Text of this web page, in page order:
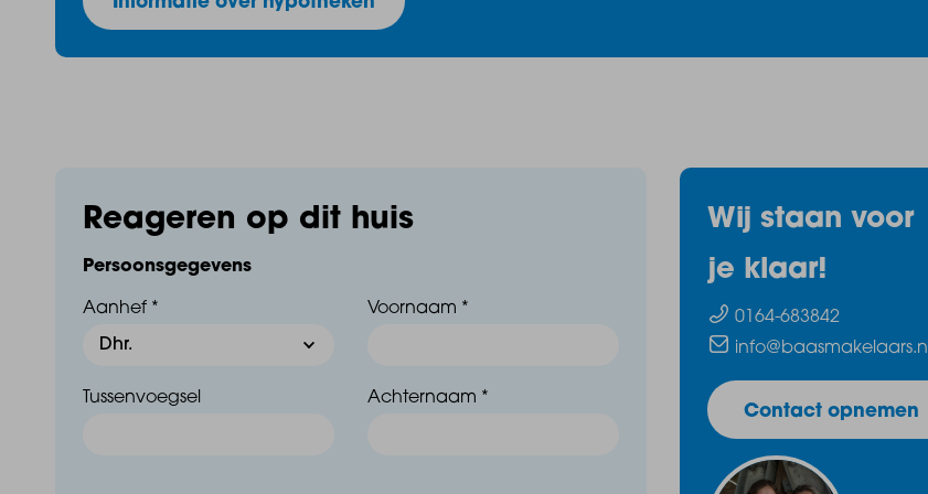
Reageren op dit huis
Persoonsgegevens
Aanhef * Voornaam *
Tussenvoegsel Achternaam *
Wij staan voor
je klaar!
0164-683842
info@baasmakelaars.nl
Contact opnemen